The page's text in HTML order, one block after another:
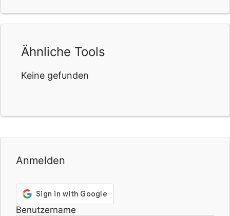
Ähnliche Tools
Keine gefunden
Anmelden
Benutzername